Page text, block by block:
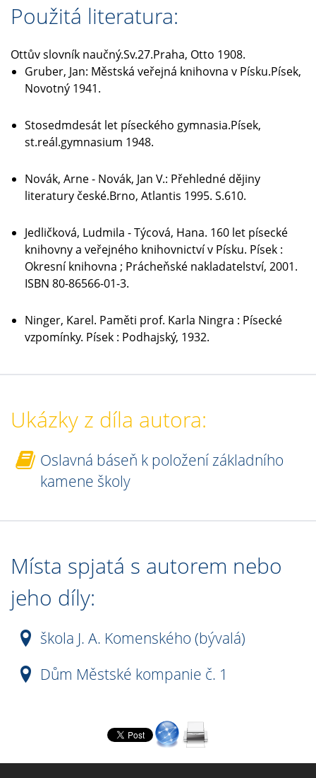
Použitá literatura:
Ottův slovník naučný.Sv.27.Praha, Otto 1908.
Gruber, Jan: Městská veřejná knihovna v Písku.Písek,
Novotný 1941.
Stosedmdesát let píseckého gymnasia.Písek,
st.reál.gymnasium 1948.
Novák, Arne - Novák, Jan V.: Přehledné dějiny
literatury české.Brno, Atlantis 1995. S.610.
Jedličková, Ludmila - Týcová, Hana. 160 let písecké
knihovny a veřejného knihovnictví v Písku. Písek :
Okresní knihovna ; Prácheňské nakladatelství, 2001.
ISBN 80-86566-01-3.
Ninger, Karel. Paměti prof. Karla Ningra : Písecké
vzpomínky. Písek : Podhajský, 1932.
Ukázky z díla autora:
Oslavná báseň k položení základního
kamene školy
Místa spjatá s autorem nebo
jeho díly:
škola J. A. Komenského (bývalá)
Dům Městské kompanie č. 1